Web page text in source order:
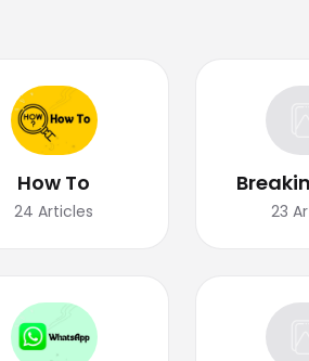
How To
24 Articles 23